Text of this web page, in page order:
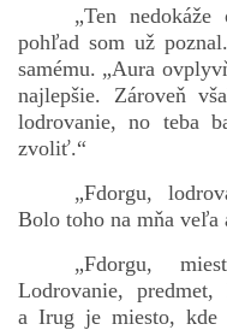
„Ten
pohľad som už
samému. „Aura
najlepšie. Zároveň
lodrovanie, no teba
zvoliť.“
„Fdorgu,
Bolo toho na mňa veľa
„Fdorgu,
Lodrovanie,
a Irug je miesto, kde